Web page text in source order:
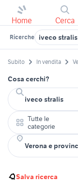
Home Cerca
Ricerche iveco stralis
Subito In vendita
Cosa cerchi?
Tutte le
categorie
Salva ricerca